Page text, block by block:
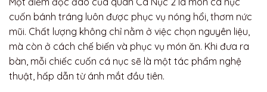
cuốn bánh tráng luôn được phục vụ nóng hổi, thơm nức
mũi. Chất lượng không chỉ nằm ở việc chọn nguyên liệu,
mà còn ở cách chế biến và phục vụ món ăn. Khi đưa ra
bàn, mỗi chiếc cuốn cá nục sẽ là một tác phẩm nghệ
thuật, hấp dẫn từ ánh mắt đầu tiên.